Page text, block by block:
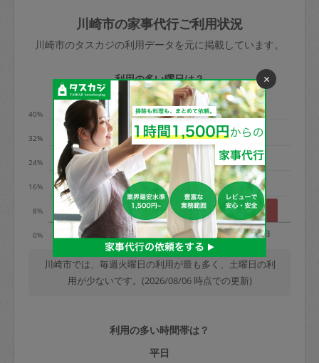
依頼者不在による当日キャンセル＝依頼
金額の100%＋交通費全額
※例：依頼日時／土曜日午前9時開始の場
合、水曜日午前9時以降はキャンセル料が
発生
水曜日9時〜金曜日9時まで＝依頼料金の
50%
金曜日9時～土曜日8時まで＝依頼金額の
100%
土曜日8時〜実施時間＝依頼金額の100%
＋交通費全額
依頼者不在による当日キャンセル＝依頼
金額の100%＋交通費全額
定期契約をキャンセルする場合、毎週定
期は月2回まで隔週定期は月1回までキャ
きた場合は損害保険の対象外となるので
ご注意ください。
玉、など
あわせてこちらも参照ください：初めて
利用します。注意しなくてはいけない点
はありますか？
川崎市の家事代行ご利用状況
川崎市のタスカジの利用データを元に掲載しています。
利用の多い曜日は？
0%
8%
16%
24%
32%
40%
水 木 金 土 日
川崎市では、毎週火曜日の利用が最も多く、土曜日の利
用が少ないです。(2026/08/06 時点での更新)
利用の多い時間帯は？
平日
×